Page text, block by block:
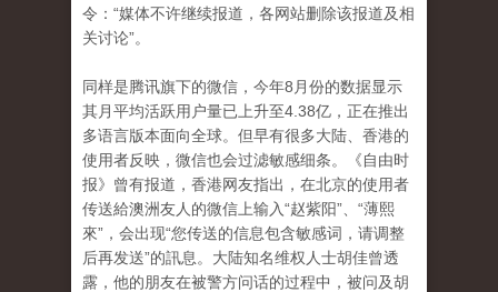
令：“媒体不许继续报道，各网站删除该报道及相
关讨论”。
同样是腾讯旗下的微信，今年8月份的数据显示
其月平均活跃用户量已上升至4.38亿，正在推出
多语言版本面向全球。但早有很多大陆、香港的
使用者反映，微信也会过滤敏感细条。《自由时
报》曾有报道，香港网友指出，在北京的使用者
传送給澳洲友人的微信上输入“赵紫阳”、“薄熙
來”，会出现“您传送的信息包含敏感词，请调整
后再发送”的訊息。大陆知名维权人士胡佳曾透
露，他的朋友在被警方问话的过程中，被问及胡